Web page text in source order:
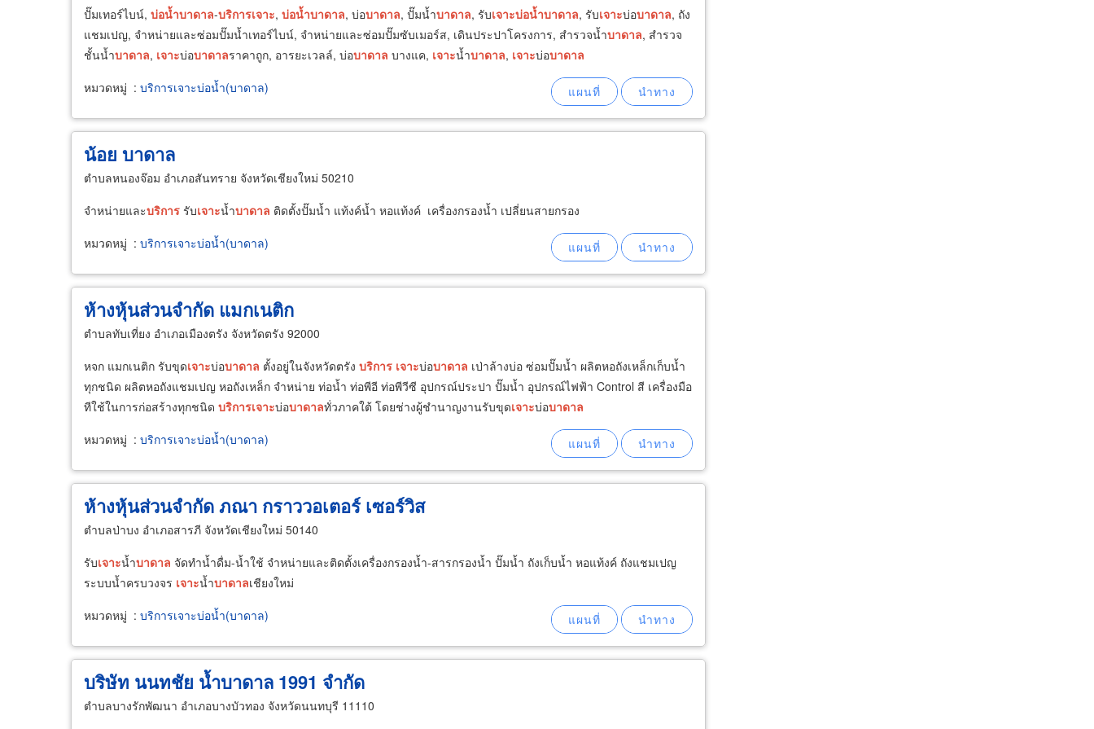
ปั๊มเทอร์ไบน์, บ่อน้ำบาดาล-บริการเจาะ, บ่อน้ำบาดาล, บ่อบาดาล, ปั๊มน้ำบาดาล, รับเจาะบ่อน้ำบาดาล, รับเจาะบ่อบาดาล, ถัง
แชมเปญ, จำหน่ายและซ่อมปั๊มน้ำเทอร์ไบน์, จำหน่ายและซ่อมปั๊มซับเมอร์ส, เดินประปาโครงการ, สำรวจน้ำบาดาล, สำรวจ
ชั้นน้ำบาดาล, เจาะบ่อบาดาลราคาถูก, อารยะเวลล์, บ่อบาดาล บางแค, เจาะน้ำบาดาล, เจาะบ่อบาดาล
หมวดหมู่ : บริการเจาะบ่อน้ำ(บาดาล)
น้อย บาดาล
ตำบลหนองจ๊อม อำเภอสันทราย จังหวัดเชียงใหม่ 50210
จำหน่ายและบริการ รับเจาะน้ำบาดาล ติดตั้งปั๊มน้ำ แท้งค์น้ำ หอแท้งค์ เครื่องกรองน้ำ เปลี่ยนสายกรอง
หมวดหมู่ : บริการเจาะบ่อน้ำ(บาดาล)
ห้างหุ้นส่วนจำกัด แมกเนติก
ตำบลทับเที่ยง อำเภอเมืองตรัง จังหวัดตรัง 92000
หจก แมกเนติก รับขุดเจาะบ่อบาดาล ตั้งอยู่ในจังหวัดตรัง บริการ เจาะบ่อบาดาล เป่าล้างบ่อ ซ่อมปั๊มน้ำ ผลิตหอถังเหล็กเก็บน้ำ
ทุกชนิด ผลิตหอถังแชมเปญ หอถังเหล็ก จำหน่าย ท่อน้ำ ท่อพีอี ท่อพีวีซี อุปกรณ์ประปา ปั๊มน้ำ อุปกรณ์ไฟฟ้า Control สี เครื่องมือ
ทีใช้ในการก่อสร้างทุกชนิด บริการเจาะบ่อบาดาลทั่วภาคใต้ โดยช่างผู้ชำนาญงานรับขุดเจาะบ่อบาดาล
หมวดหมู่ : บริการเจาะบ่อน้ำ(บาดาล)
ห้างหุ้นส่วนจำกัด ภณา กราววอเตอร์ เซอร์วิส
ตำบลป่าบง อำเภอสารภี จังหวัดเชียงใหม่ 50140
รับเจาะน้ำบาดาล จัดทำน้ำดื่ม-น้ำใช้ จำหน่ายและติดตั้งเครื่องกรองน้ำ-สารกรองน้ำ ปั๊มน้ำ ถังเก็บน้ำ หอแท้งค์ ถังแชมเปญ
ระบบน้ำครบวงจร เจาะน้ำบาดาลเชียงใหม่
หมวดหมู่ : บริการเจาะบ่อน้ำ(บาดาล)
บริษัท นนทชัย น้ำบาดาล 1991 จำกัด
ตำบลบางรักพัฒนา อำเภอบางบัวทอง จังหวัดนนทบุรี 11110